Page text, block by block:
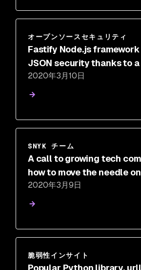
オープンソースセキュリティ
Fastify Node.js
JSON security thanks to
report
2020年3月10日
SNYK チーム
A call to growing tech
how to move the needle
equality together
2020年3月9日
脆弱性インサイト